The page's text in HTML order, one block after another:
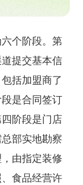
个阶段。第
提交基本信
括加盟商了
是合同签订
阶段是门店
部实地勘察
由指定装修
食品经营许